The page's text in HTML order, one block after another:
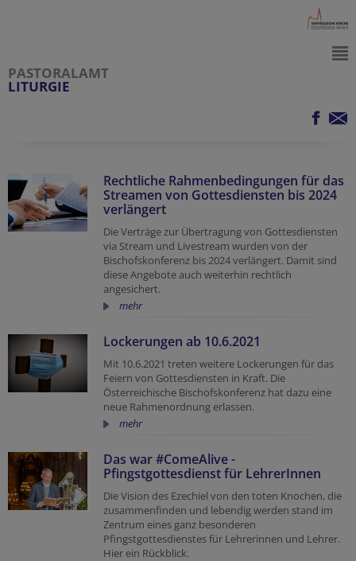
PASTORALAMT
LITURGIE
Rechtliche Rahmenbedingungen für das
Streamen von Gottesdiensten bis 2024
verlängert
Die Verträge zur Übertragung von Gottesdiensten
via Stream und Livestream wurden von der
Bischofskonferenz bis 2024 verlängert. Damit sind
diese Angebote auch weiterhin rechtlich
angesichert.
mehr
Lockerungen ab 10.6.2021
Mit 10.6.2021 treten weitere Lockerungen für das
Feiern von Gottesdiensten in Kraft. Die
Österreichische Bischofskonferenz hat dazu eine
neue Rahmenordnung erlassen.
mehr
Das war #ComeAlive -
Pfingstgottesdienst für LehrerInnen
Die Vision des Ezechiel von den toten Knochen, die
zusammenfinden und lebendig werden stand im
Zentrum eines ganz besonderen
Pfingstgottesdienstes für Lehrerinnen und Lehrer.
Hier ein Rückblick.